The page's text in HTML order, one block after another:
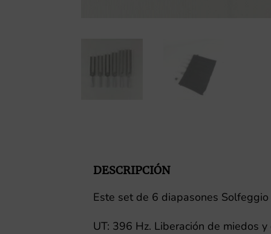
DESCRIPCIÓN
Este set de 6 diapasones
UT: 396 Hz. Liberación de miedos y